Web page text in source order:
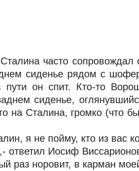
часто сопровождал
сиденье рядом с
пути он спит. Кто-то
сиденье,
на Сталина, громко (что
я не пойму, кто из вас
ответил Иосиф
раз норовит, в карман